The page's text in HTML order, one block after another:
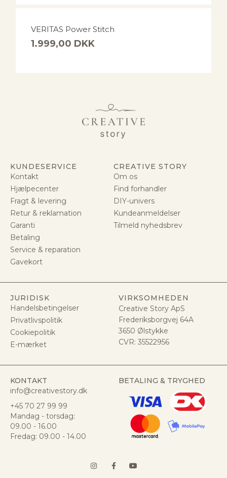
VERITAS Power Stitch
1.999,00 DKK
KUNDESERVICE
Kontakt
Hjælpecenter
Fragt & levering
Retur & reklamation
Garanti
Betaling
Service & reparation
Gavekort
CREATIVE STORY
Om os
Find forhandler
DIY-univers
Kundeanmeldelser
Tilmeld nyhedsbrev
JURIDISK
Handelsbetingelser
Privatlivspolitik
Cookiepolitik
E-mærket
VIRKSOMHEDEN
Creative Story ApS
Frederiksborgvej 64A
3650 Ølstykke
CVR: 35522956
KONTAKT
info@creativestory.dk
+45 70 27 99 99
Mandag - torsdag:
09.00 - 16.00
Fredag: 09.00 - 14.00
BETALING & TRYGHED